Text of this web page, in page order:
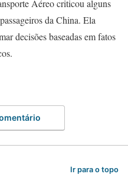
Aéreo criticou alguns
da China. Ela
decisões baseadas em fatos
Ir para o topo